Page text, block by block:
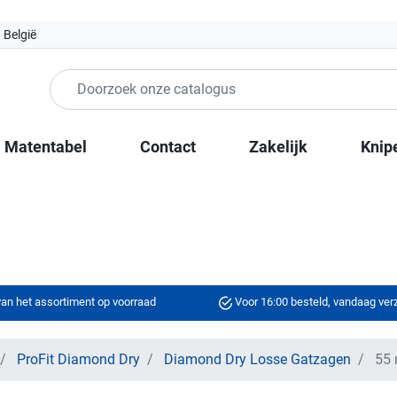
Matentabel Contact Zakelijk
het assortiment op voorraad Voor 16:00 besteld, vandaag
ProFit Diamond Dry Diamond Dry Losse Gatzagen 55